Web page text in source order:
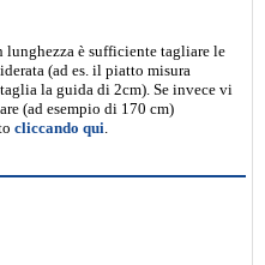
è sufficiente tagliare le
(ad es. il piatto misura
la guida di 2cm). Se invece vi
(ad esempio di 170 cm)
cliccando qui.